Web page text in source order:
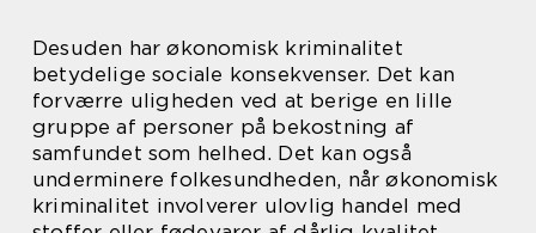
Desuden har økonomisk kriminalitet
betydelige sociale konsekvenser. Det kan
forværre uligheden ved at berige en lille
gruppe af personer på bekostning af
samfundet som helhed. Det kan også
underminere folkesundheden, når økonomisk
kriminalitet involverer ulovlig handel med